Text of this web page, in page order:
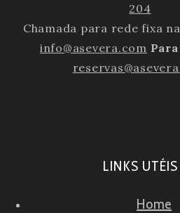
204
Chamada para rede fixa
info@asevera.com
LINKS UTÉIS
Home